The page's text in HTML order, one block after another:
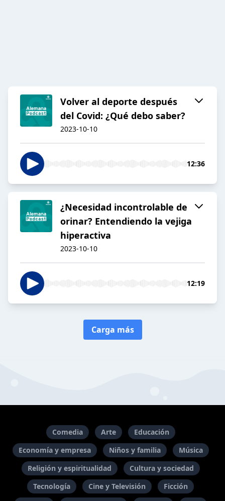
Volver al deporte después
del Covid: ¿Qué debo saber?
2023-10-10
12:36
¿Necesidad incontrolable de
orinar? Entendiendo la vejiga
hiperactiva
2023-10-10
12:19
Carga más
Comedia Arte
Educación
Economía y empresa
Niños y familia
Música
Religión y espiritualidad
Cultura y sociedad
Tecnología
Cine y Televisión
Ficción